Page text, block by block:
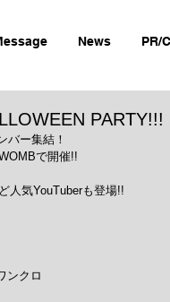
News PR/
PARTY!!!
バー集結！
で開催!!
人気YouTuberも登場!!
ンクロ